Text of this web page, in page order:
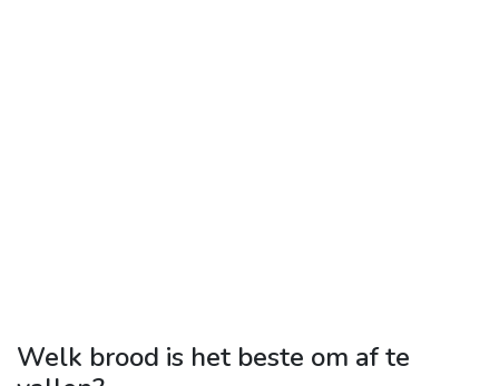
Welk brood is het beste om af te